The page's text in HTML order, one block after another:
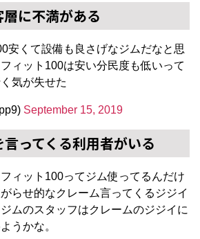
層に不満がある
安くて設備も良さげなジムだなと思
ィット100は安い分民度も低いって
気が失せた
September 15, 2019
ってくる利用者がいる
ィット100ってジム使ってるんだけ
らせ的なクレーム言ってくるジジイ
ムのスタッフはクレームのジジイに
うかな。